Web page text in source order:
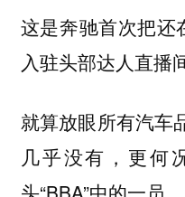
这是奔驰首次把还
入驻头部达人直播
就算放眼所有汽车
几乎没有，更何